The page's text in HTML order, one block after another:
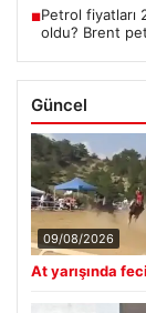
■Petrol fiyatları
oldu? Brent
Güncel
09/08/2026
At yarışında